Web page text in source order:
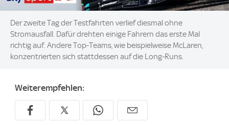
Der zweite Tag der Testfahrten verlief diesmal ohne
Stromausfall. Dafür drehten einige Fahrern das erste Mal
richtig auf. Andere Top-Teams, wie beispielweise McLaren,
konzentrierten sich stattdessen auf die Long-Runs.
Weiterempfehlen: